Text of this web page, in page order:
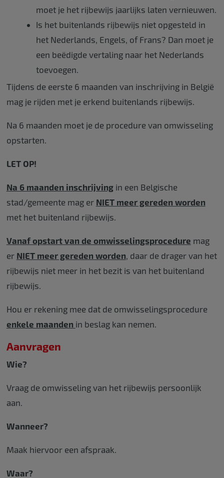
moet je het rijbewijs jaarlijks laten vernieuwen.
Is het buitenlands rijbewijs niet opgesteld in
het Nederlands, Engels, of Frans? Dan moet je
een beëdigde vertaling naar het Nederlands
toevoegen.
Tijdens de eerste 6 maanden van inschrijving in België
mag je rijden met je erkend buitenlands rijbewijs.
Na 6 maanden moet je de procedure van omwisseling
opstarten.
LET OP!
Na 6 maanden inschrijvingin een Belgische
stad/gemeente mag er NIET meer gereden worden
met het buitenland rijbewijs.
Vanaf opstart van de omwisselingsprocedure mag
er NIET meer gereden worden , daar de drager van het
rijbewijs niet meer in het bezit is van het buitenland
rijbewijs.
Hou er rekening mee dat de omwisselingsprocedure
enkele maanden in beslag kan nemen.
Aanvragen
Wie?
Vraag de omwisseling van het rijbewijs persoonlijk
aan.
Wanneer?
Maak hiervoor een afspraak.
Waar?